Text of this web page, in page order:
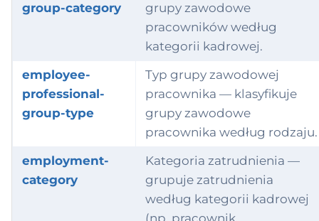
group-category
grupy zawodowe
pracowników według
kategorii kadrowej.
employee-
professional-
group-type
Typ grupy zawodowej
pracownika — klasyfikuje
grupy zawodowe
pracownika według rodzaju.
employment-
category
Kategoria zatrudnienia —
grupuje zatrudnienia
według kategorii kadrowej
(np. pracownik,